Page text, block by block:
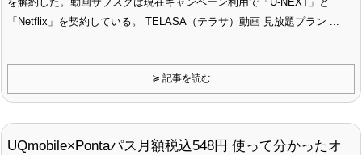
「Netflix」を契約している。 TELASA（テラサ）動画 見放題プラン ...
≽ 記事を読む
UQmobile×Pontaパス月額税込548円 使って分かったオ